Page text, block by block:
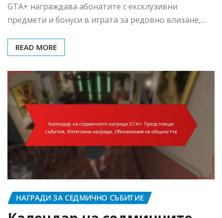
GTA+ награждава абонатите с ексклузивни
предмети и бонуси в играта за редовно влизане,…
READ MORE
НАГРАДИ ЗА СЕДМИЧНО СЪБИТИЕ